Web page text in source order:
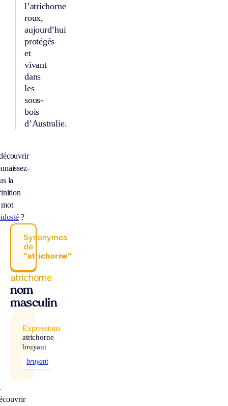
l’atrichorne
roux,
aujourd’hui
protégés
et
vivant
dans
les
sous-
bois
d’Australie.
la
?
Synonymes
de
“atrichorne“
atrichorne
nom
masculin
Expressions
atrichorne
bruyant
bruyant